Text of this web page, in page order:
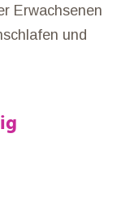
Erwachsenen
und